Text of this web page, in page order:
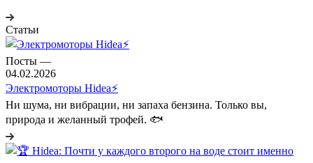
Статьи
Посты —
04.02.2026
Электромоторы Hidea⚡
Ни шума, ни вибрации, ни запаха бензина. Только вы,
природа и желанный трофей. 🐟